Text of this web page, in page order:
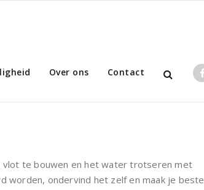
Over ons Contact
vlot te bouwen en het water trotseren met
worden, ondervind het zelf en maak je beste